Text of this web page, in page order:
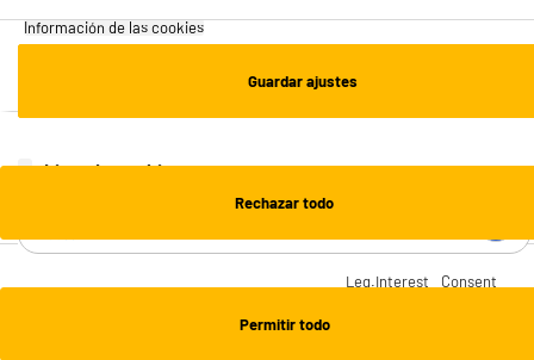
¡SÍGUENOS EN REDES!
Contáctanos
Medios de pago
ELECTRO DEPOT
Información de las cookies‎
estadísticas exentas de consentimiento para producir estadísticas
optimizar la experiencia de todos los visitantes del sitio electrodepot.es.
Si rechaza el depósito de estas cookies, tendremos que mejorar nuestro
Lista de cookies
Consent
Leg.Interest
Guardar ajustes
Rechazar todo
Permitir todo